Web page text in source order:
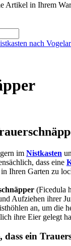
Artikel in Ihrem
nach
im Nistkasten
dass eine
Ihren Garten zu
(Ficedula
Aufziehen ihrer
an, um die
ihre Eier gelegt
dass ein